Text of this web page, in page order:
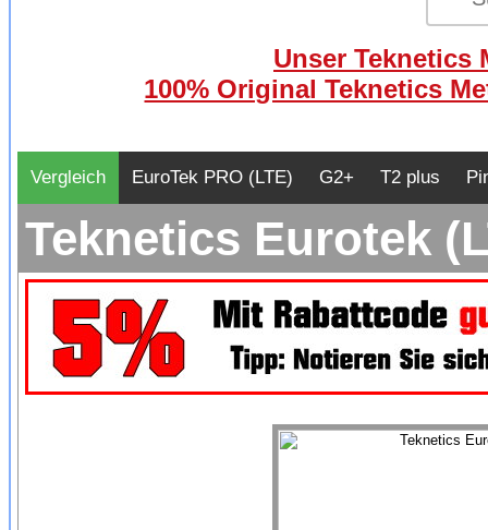
Unser Teknetics
100% Original Teknetics
Vergleich EuroTek PRO (LTE) G2+ T2 plus
Teknetics Eurotek